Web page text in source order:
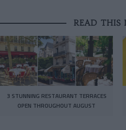
READ THIS
3 STUNNING RESTAURANT TERRACES
OPEN THROUGHOUT AUGUST